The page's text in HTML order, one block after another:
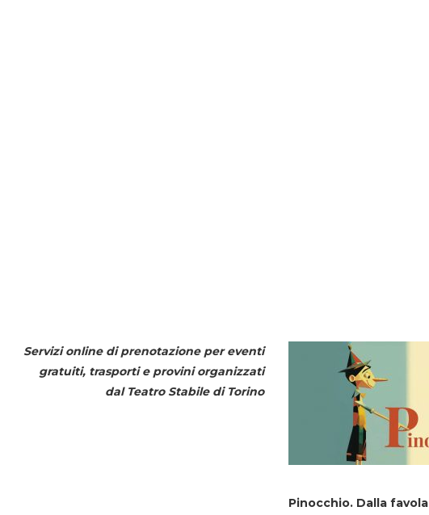
Servizi online di prenotazione per eventi
gratuiti, trasporti e provini organizzati
dal Teatro Stabile di Torino
Pinocchio. Dalla